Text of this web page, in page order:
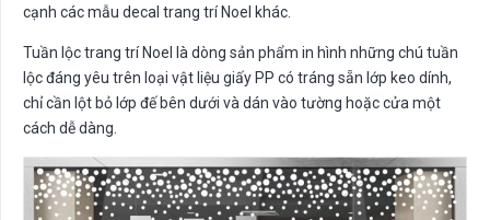
cạnh các mẫu decal trang trí Noel khác.
Tuần lộc trang trí Noel là dòng sản phẩm in hình những chú tuần
lộc đáng yêu trên loại vật liệu giấy PP có tráng sẵn lớp keo dính,
chỉ cần lột bỏ lớp đế bên dưới và dán vào tường hoặc cửa một
cách dễ dàng.